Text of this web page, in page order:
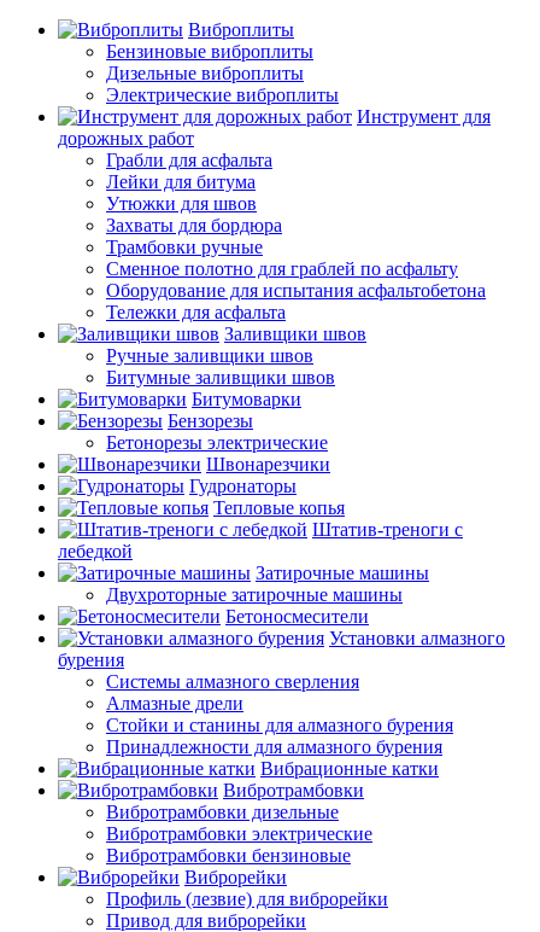
Виброплиты
Бензиновые виброплиты
Дизельные виброплиты
Электрические виброплиты
Инструмент для
дорожных работ
Грабли для асфальта
Лейки для битума
Утюжки для швов
Захваты для бордюра
Трамбовки ручные
Сменное полотно для граблей по асфальту
Оборудование для испытания асфальтобетона
Тележки для асфальта
Заливщики швов
Ручные заливщики швов
Битумные заливщики швов
Битумоварки
Бензорезы
Бетонорезы электрические
Швонарезчики
Гудронаторы
Тепловые копья
Штатив-треноги с
лебедкой
Затирочные машины
Двухроторные затирочные машины
Бетоносмесители
Установки алмазного
бурения
Системы алмазного сверления
Алмазные дрели
Стойки и станины для алмазного бурения
Принадлежности для алмазного бурения
Вибрационные катки
Вибротрамбовки
Вибротрамбовки дизельные
Вибротрамбовки электрические
Вибротрамбовки бензиновые
Виброрейки
Профиль (лезвие) для виброрейки
Привод для виброрейки